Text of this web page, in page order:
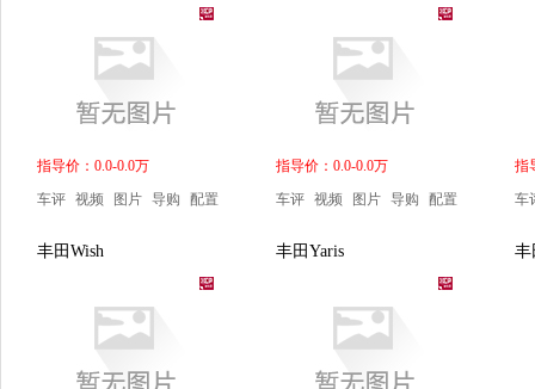
指导价：0.0-0.0万
车评 视频 图片 导购 配置
指导价：0.0-0.0万
车评 视频 图片 导购 配置
指
车
丰田Wish 丰田Yaris 丰